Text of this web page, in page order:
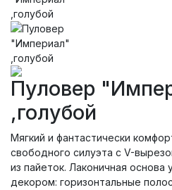
Пуловер
,голубой
Мягкий и фантастически
свободного силуэта с V-
из пайеток. Лаконичная
декором: горизонтальные